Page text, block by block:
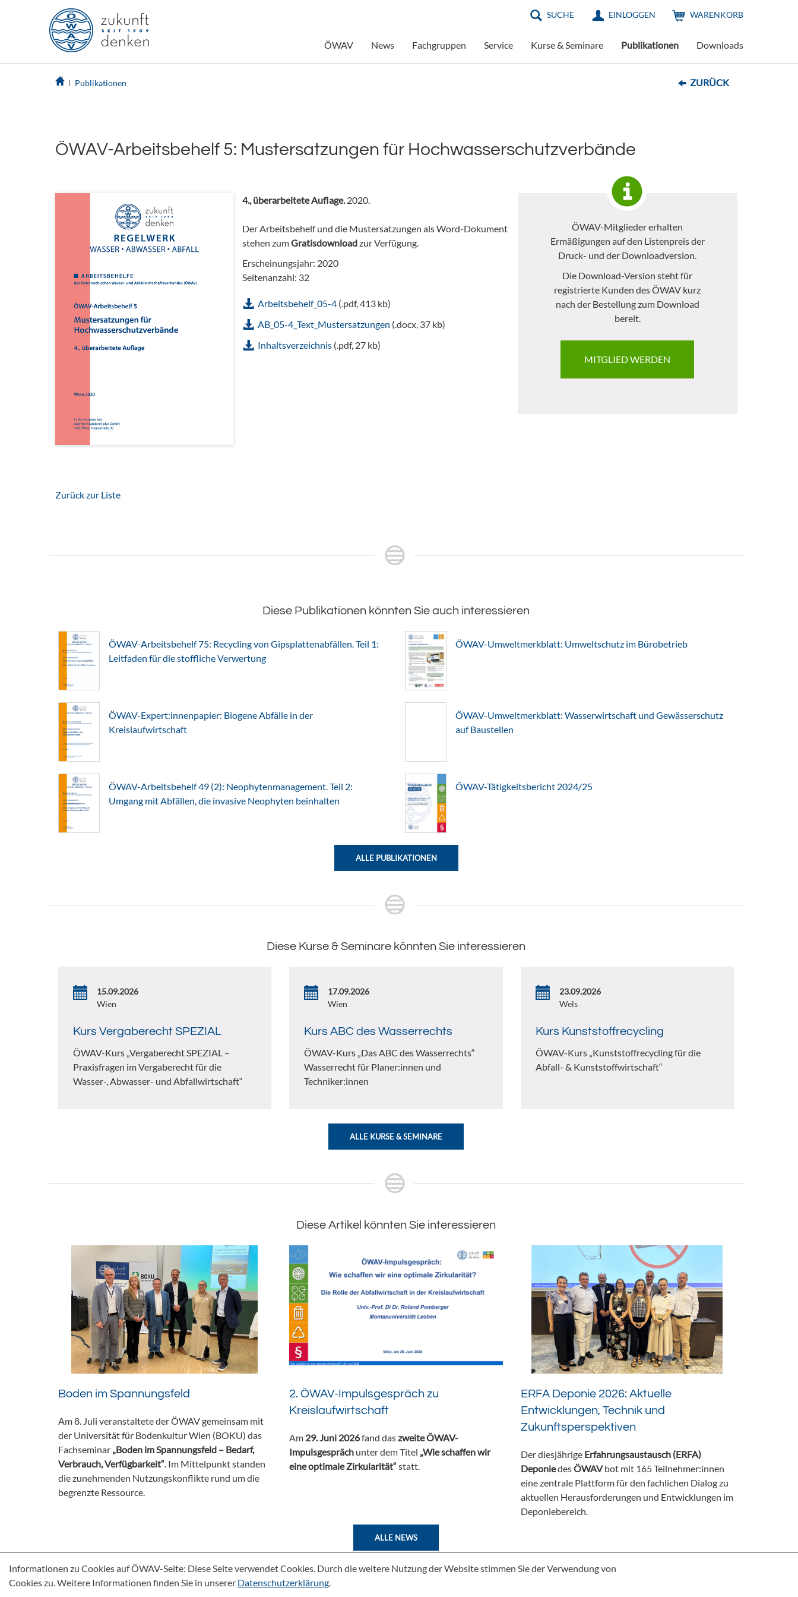
SUCHE EINLOGGEN WARENKORB
ÖWAV News Fachgruppen Service Kurse & Seminare Publikationen Downloads
Publikationen ZURÜCK
ÖWAV-Arbeitsbehelf 5: Mustersatzungen für Hochwasserschutzverbände
4., überarbeitete Auflage.2020.
Der Arbeitsbehelf und die Mustersatzungen als Word-Dokument
stehen zumGratisdownloadzur Verfügung.
Erscheinungsjahr: 2020
Seitenanzahl: 32
Arbeitsbehelf_05-4(.pdf, 413 kb)
AB_05-4_Text_Mustersatzungen (.docx, 37 kb)
Inhaltsverzeichnis(.pdf, 27 kb)
ÖWAV-Mitglieder erhalten
Ermäßigungen auf den Listenpreis der
Druck- und der Downloadversion.
Die Download-Version steht für
registrierte Kunden des ÖWAV kurz
nach der Bestellung zum Download
bereit.
MITGLIED WERDEN
Zurück zur Liste
Diese Publikationen könnten Sie auch interessieren
ÖWAV-Arbeitsbehelf 75: Recycling von Gipsplattenabfällen. Teil 1:
Leitfaden für die stoffliche Verwertung
ÖWAV-Umweltmerkblatt: Umweltschutz im Bürobetrieb
ÖWAV-Expert:innenpapier: Biogene Abfälle in der
Kreislaufwirtschaft
ÖWAV-Umweltmerkblatt: Wasserwirtschaft und Gewässerschutz
auf Baustellen
ÖWAV-Arbeitsbehelf 49 (2): Neophytenmanagement. Teil 2:
Umgang mit Abfällen, die invasive Neophyten beinhalten
ÖWAV-Tätigkeitsbericht 2024/25
ALLE PUBLIKATIONEN
Diese Kurse & Seminare könnten Sie interessieren
15.09.2026
Wien
Kurs Vergaberecht SPEZIAL
ÖWAV-Kurs „Vergaberecht SPEZIAL –
Praxisfragen im Vergaberecht für die
Wasser-, Abwasser- und Abfallwirtschaft“
17.09.2026
Wien
Kurs ABC des Wasserrechts
ÖWAV-Kurs „Das ABC des Wasserrechts“
Wasserrecht für Planer:innen und
Techniker:innen
23.09.2026
Wels
Kurs Kunststoffrecycling
ÖWAV-Kurs „Kunststoffrecycling für die
Abfall- & Kunststoffwirtschaft“
ALLE KURSE & SEMINARE
Diese Artikel könnten Sie interessieren
Boden im Spannungsfeld
Am 8. Juli veranstaltete der ÖWAV gemeinsam mit
der Universität für Bodenkultur Wien (BOKU) das
Fachseminar „Boden im Spannungsfeld – Bedarf,
Verbrauch, Verfügbarkeit“. Im Mittelpunkt standen
die zunehmenden Nutzungskonflikte rund um die
begrenzte Ressource.
2. ÖWAV-Impulsgespräch zu
Kreislaufwirtschaft
Am 29. Juni 2026fand daszweite ÖWAV-
Impulsgespräch unter dem Titel „Wie schaffen wir
eine optimale Zirkularität“statt.
ERFA Deponie 2026: Aktuelle
Entwicklungen, Technik und
Zukunftsperspektiven
Der diesjährige Erfahrungsaustausch (ERFA)
DeponiedesÖWAVbot mit 165 Teilnehmer:innen
eine zentrale Plattform für den fachlichen Dialog zu
aktuellen Herausforderungen und Entwicklungen im
Deponiebereich.
ALLE NEWS
Informationen zu Cookies auf ÖWAV-Seite: Diese Seite verwendet Cookies. Durch die weitere Nutzung der Website stimmen Sie der Verwendung von
Cookies zu. Weitere Informationen finden Sie in unserer Datenschutzerklärung.